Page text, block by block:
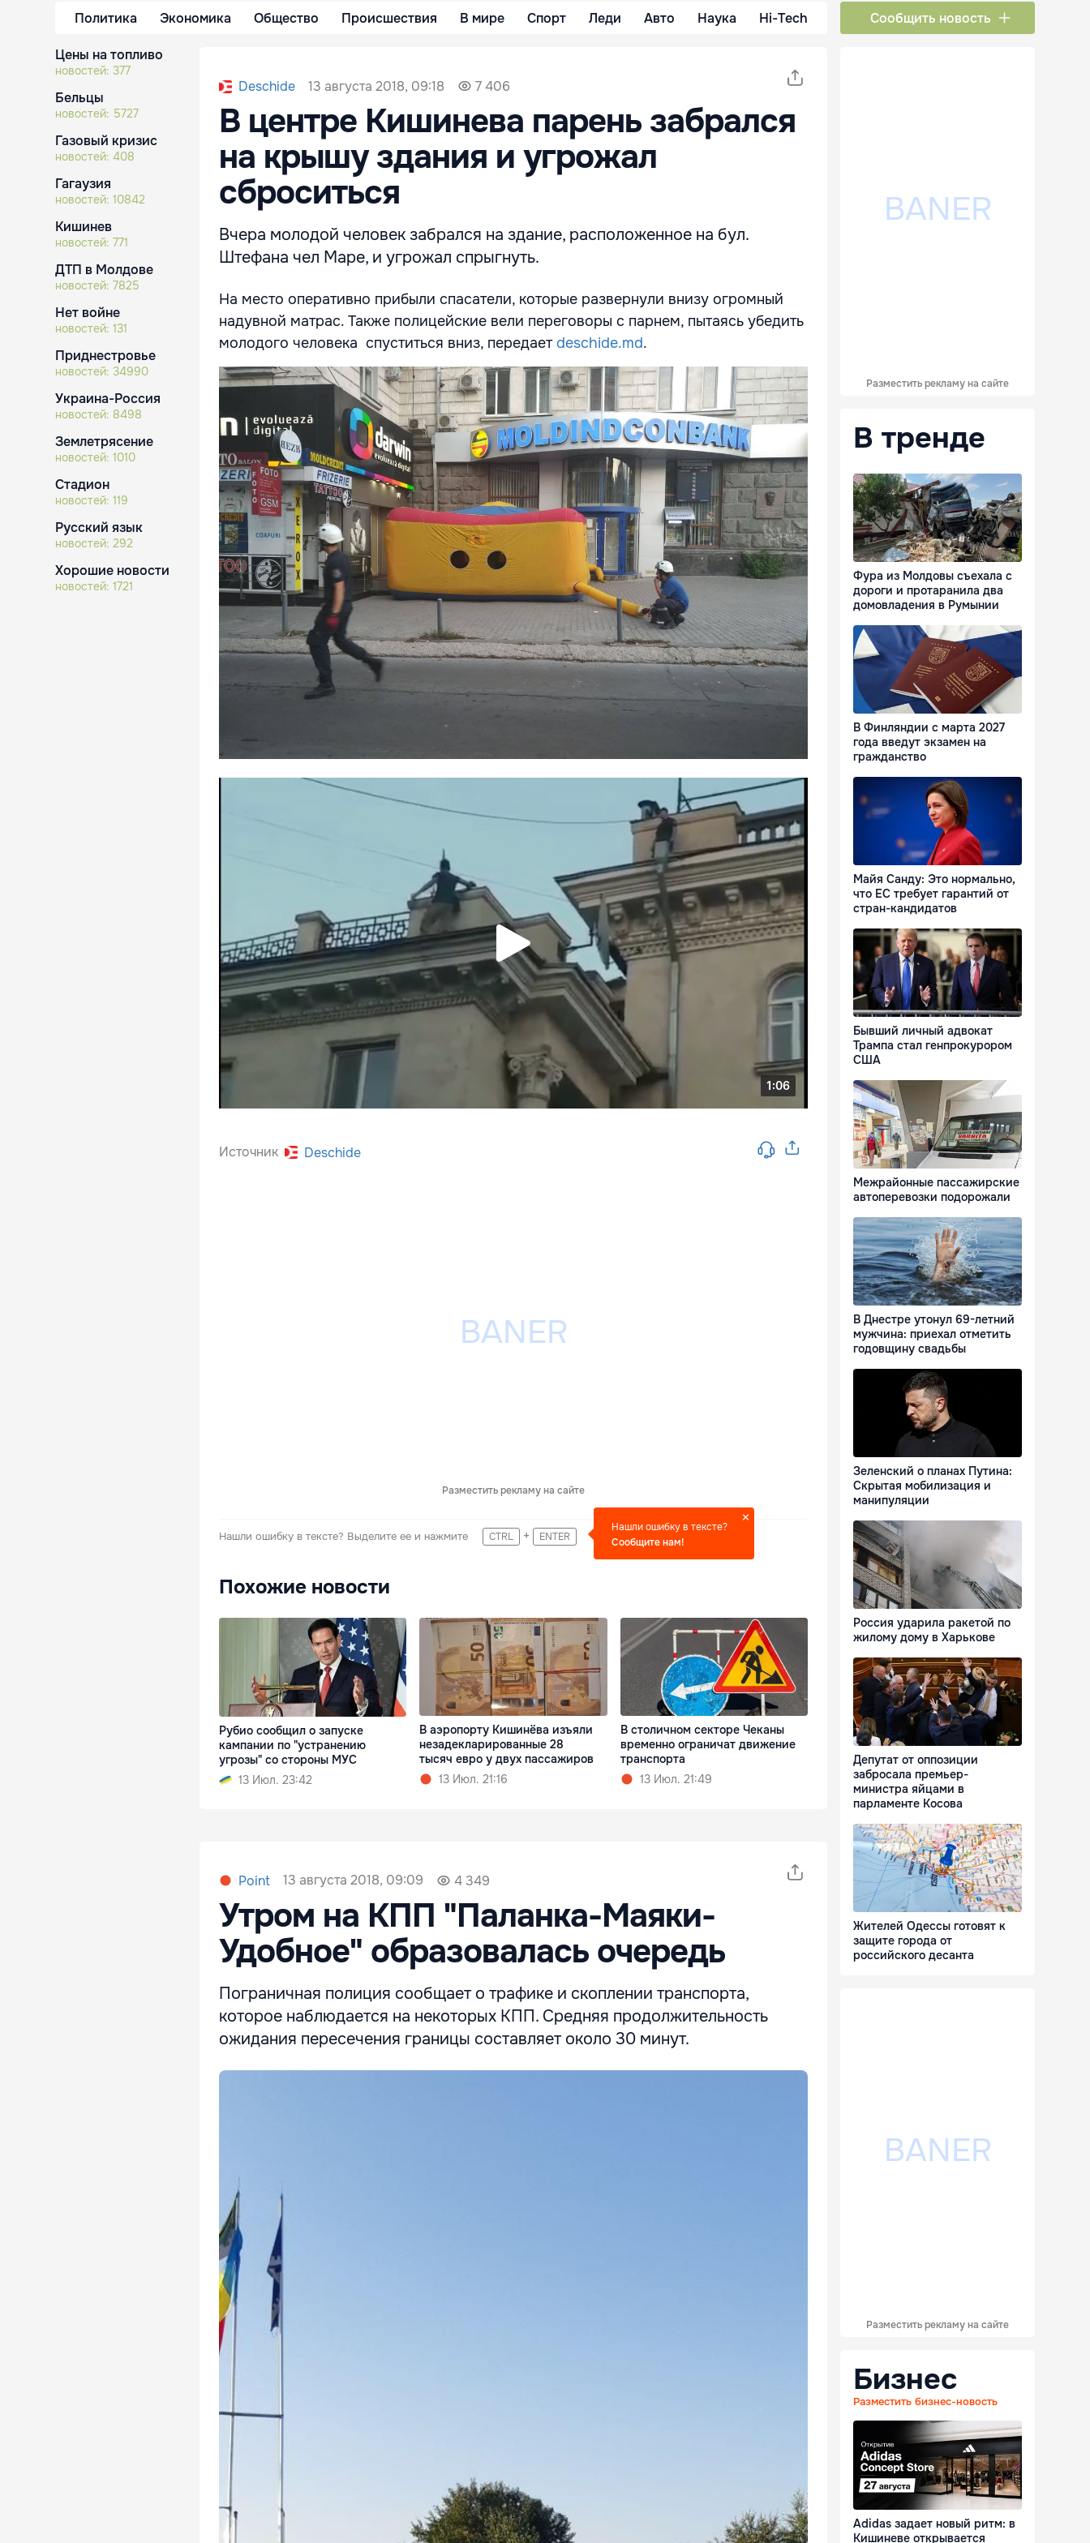
Политика Экономика Общество Происшествия В мире Спорт Леди Авто Наука Hi-Tech Сообщить новость
Цены на топливо
новостей: 377
Бельцы
новостей: 5727
Газовый кризис
новостей: 408
Гагаузия
новостей: 10842
Кишинев
новостей: 771
ДТП в Молдове
новостей: 7825
Нет войне
новостей: 131
Приднестровье
новостей: 34990
Украина-Россия
новостей: 8498
Землетрясение
новостей: 1010
Стадион
новостей: 119
Русский язык
новостей: 292
Хорошие новости
новостей: 1721
Deschide 13 августа 2018, 09:18 7 406
В центре Кишинева парень забрался
на крышу здания и угрожал
сброситься
Вчера молодой человек забрался на здание, расположенное на бул.
Штефана чел Маре, и угрожал спрыгнуть.
На место оперативно прибыли спасатели, которые развернули внизу огромный
надувной матрас. Также полицейские вели переговоры с парнем, пытаясь убедить
молодого человека спуститься вниз, передает deschide.md.
Источник Deschide
Разместить рекламу на сайте
Нашли ошибку в тексте? Выделите ее и нажмите CTRL + ENTER
Нашли ошибку в тексте?
Сообщите нам!
Похожие новости
Рубио сообщил о запуске
кампании по "устранению
угрозы" со стороны МУС
13 Июл. 23:42
В аэропорту Кишинёва изъяли
незадекларированные 28
тысяч евро у двух пассажиров
13 Июл. 21:16
В столичном секторе Чеканы
временно ограничат движение
транспорта
13 Июл. 21:49
Point 13 августа 2018, 09:09 4 349
Утром на КПП "Паланка-Маяки-
Удобное" образовалась очередь
Пограничная полиция сообщает о трафике и скоплении транспорта,
которое наблюдается на некоторых КПП. Средняя продолжительность
ожидания пересечения границы составляет около 30 минут.
Разместить рекламу на сайте
В тренде
Фура из Молдовы съехала с
дороги и протаранила два
домовладения в Румынии
В Финляндии с марта 2027
года введут экзамен на
гражданство
Майя Санду: Это нормально,
что ЕС требует гарантий от
стран-кандидатов
Бывший личный адвокат
Трампа стал генпрокурором
США
Межрайонные пассажирские
автоперевозки подорожали
В Днестре утонул 69-летний
мужчина: приехал отметить
годовщину свадьбы
Зеленский о планах Путина:
Скрытая мобилизация и
манипуляции
Россия ударила ракетой по
жилому дому в Харькове
Депутат от оппозиции
забросала премьер-
министра яйцами в
парламенте Косова
Жителей Одессы готовят к
защите города от
российского десанта
Разместить рекламу на сайте
Бизнес
Разместить бизнес-новость
Adidas задает новый ритм: в
Кишиневе открывается